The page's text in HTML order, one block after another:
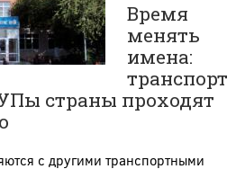
Время
менять
имена:
транспорт
страны проходят
с другими транспортными